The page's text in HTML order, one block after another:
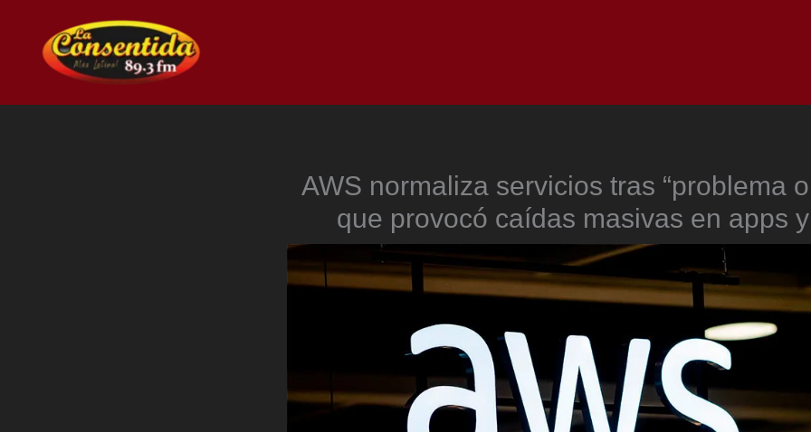
contenido
AWS normaliza servicios tras “problema
que provocó caídas masivas en apps